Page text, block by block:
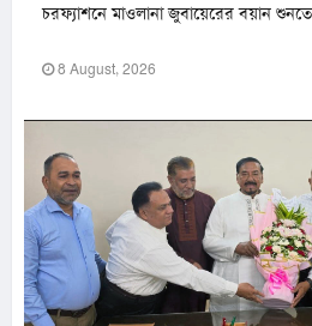
চরফ্যাশনে মাওলানা জুবায়েরের বয়ান
8 August, 2026